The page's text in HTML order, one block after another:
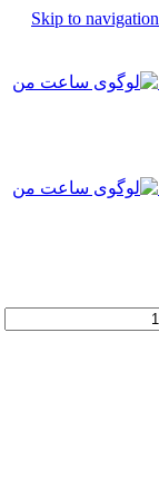
Skip to navigation